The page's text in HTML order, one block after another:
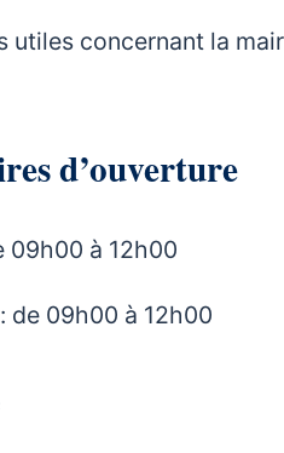
utiles concernant la
d’ouverture
09h00 à 12h00
de 09h00 à 12h00